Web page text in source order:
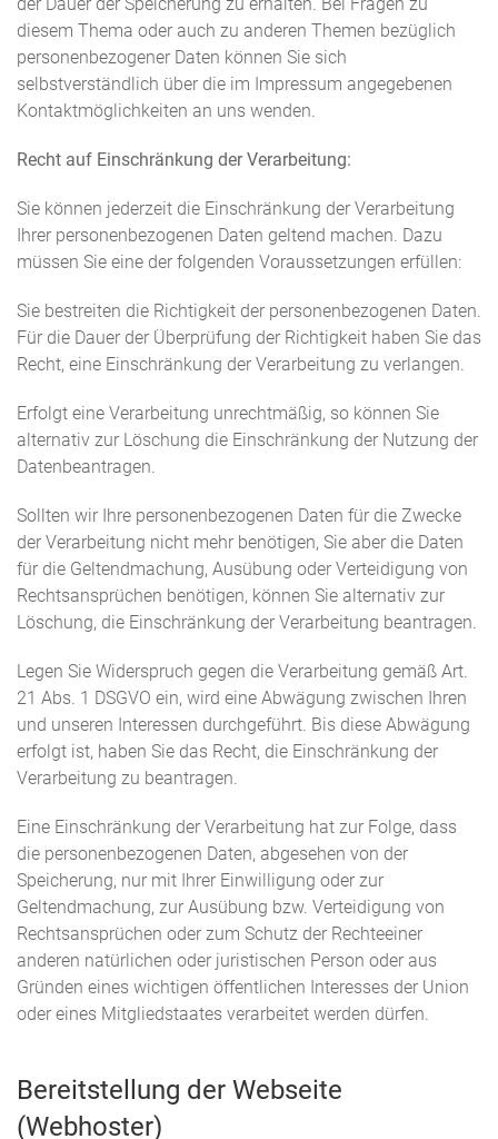
diesem Thema oder auch zu anderen Themen bezüglich
personenbezogener Daten können Sie sich
selbstverständlich über die im Impressum angegebenen
Kontaktmöglichkeiten an uns wenden.
Recht auf Einschränkung der Verarbeitung:
Sie können jederzeit die Einschränkung der Verarbeitung
Ihrer personenbezogenen Daten geltend machen. Dazu
müssen Sie eine der folgenden Voraussetzungen erfüllen:
Sie bestreiten die Richtigkeit der personenbezogenen Daten.
Für die Dauer der Überprüfung der Richtigkeit haben Sie das
Recht, eine Einschränkung der Verarbeitung zu verlangen.
Erfolgt eine Verarbeitung unrechtmäßig, so können Sie
alternativ zur Löschung die Einschränkung der Nutzung der
Datenbeantragen.
Sollten wir Ihre personenbezogenen Daten für die Zwecke
der Verarbeitung nicht mehr benötigen, Sie aber die Daten
für die Geltendmachung, Ausübung oder Verteidigung von
Rechtsansprüchen benötigen, können Sie alternativ zur
Löschung, die Einschränkung der Verarbeitung beantragen.
Legen Sie Widerspruch gegen die Verarbeitung gemäß Art.
21 Abs. 1 DSGVO ein, wird eine Abwägung zwischen Ihren
und unseren Interessen durchgeführt. Bis diese Abwägung
erfolgt ist, haben Sie das Recht, die Einschränkung der
Verarbeitung zu beantragen.
Eine Einschränkung der Verarbeitung hat zur Folge, dass
die personenbezogenen Daten, abgesehen von der
Speicherung, nur mit Ihrer Einwilligung oder zur
Geltendmachung, zur Ausübung bzw. Verteidigung von
Rechtsansprüchen oder zum Schutz der Rechteeiner
anderen natürlichen oder juristischen Person oder aus
Gründen eines wichtigen öffentlichen Interesses der Union
oder eines Mitgliedstaates verarbeitet werden dürfen.
Bereitstellung der Webseite
(Webhoster)